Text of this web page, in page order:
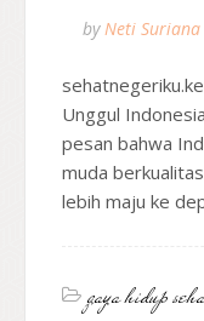
by Neti Suriana
Unggul
pesan bahwa
muda
lebih maju ke
gaya hidup